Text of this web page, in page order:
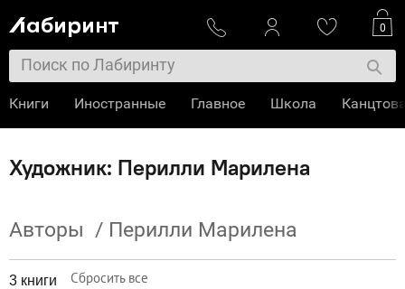
Художник: Перилли Марилена
Авторы / Перилли Марилена
3 книги Сбросить все
0
Книги Иностранные Главное Школа